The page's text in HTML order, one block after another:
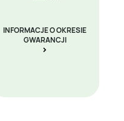
INFORMACJE O OKRESIE
GWARANCJI